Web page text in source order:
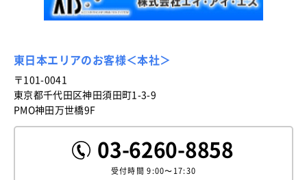
東日本エリアのお客様＜本社＞
〒101-0041
東京都千代田区神田須田町1-3-9
PMO神田万世橋9F
03-6260-8858
受付時間9:00〜17:30